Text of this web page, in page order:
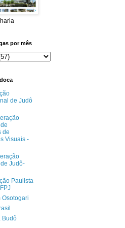
por mês
de Judô
de
Visuais -
Judô-
Paulista
Osotogari
Budô